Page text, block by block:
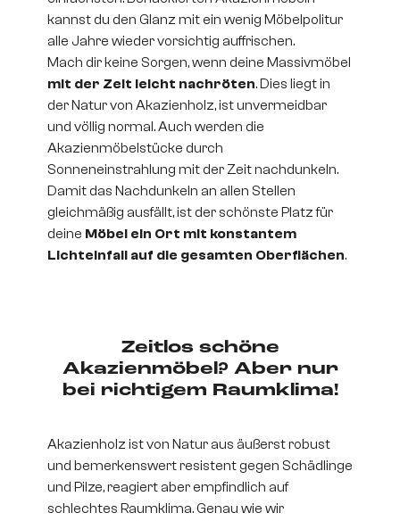
kannst du den Glanz mit ein wenig Möbelpolitur
alle Jahre wieder vorsichtig auffrischen.
Mach dir keine Sorgen, wenn deine Massivmöbel
mit der Zeit leicht nachröten. Dies liegt in
der Natur von Akazienholz, ist unvermeidbar
und völlig normal. Auch werden die
Akazienmöbelstücke durch
Sonneneinstrahlung mit der Zeit nachdunkeln.
Damit das Nachdunkeln an allen Stellen
gleichmäßig ausfällt, ist der schönste Platz für
deine Möbel ein Ort mit konstantem
Lichteinfall auf die gesamten Oberflächen.
Zeitlos schöne
Akazienmöbel? Aber nur
bei richtigem Raumklima!
Akazienholz ist von Natur aus äußerst robust
und bemerkenswert resistent gegen Schädlinge
und Pilze, reagiert aber empfindlich auf
schlechtes Raumklima. Genau wie wir